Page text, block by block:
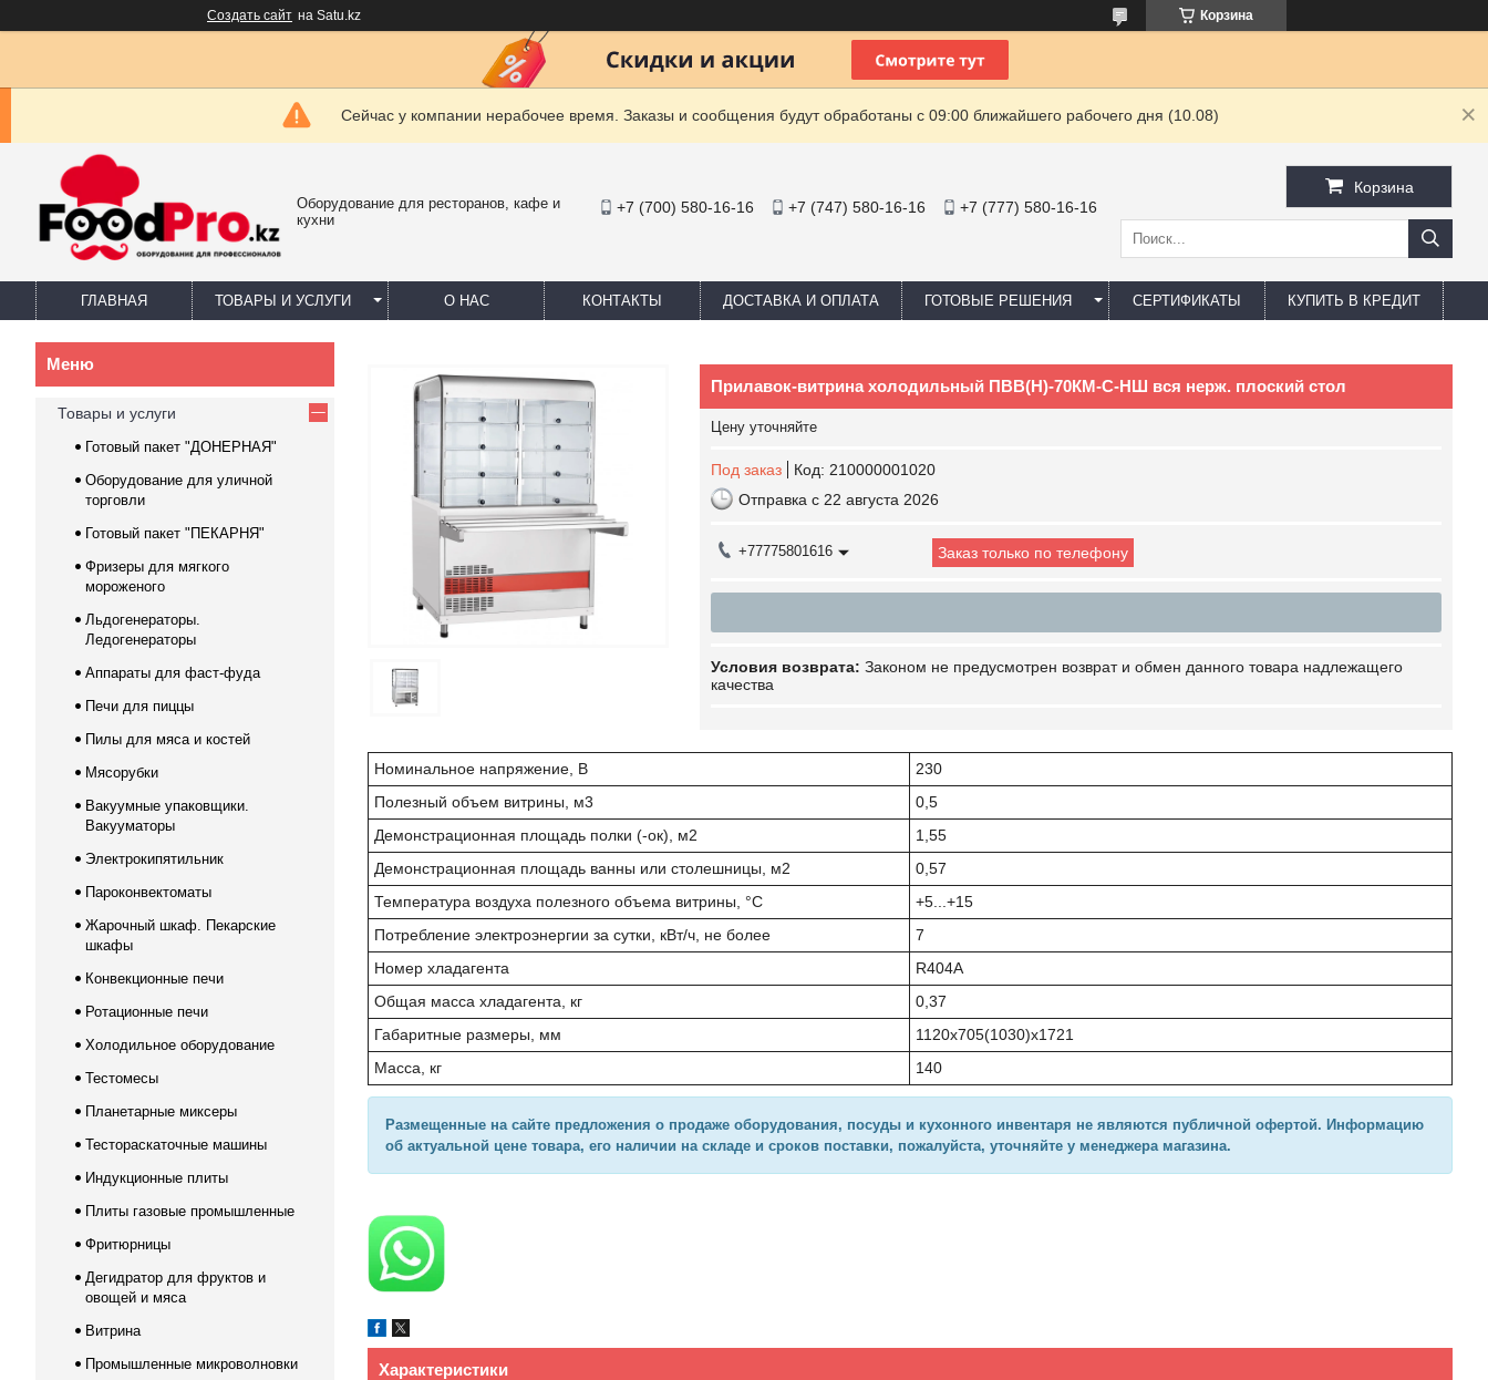
Создать сайт на Satu.kz Корзина
Сейчас у компании нерабочее время. Заказы и сообщения будут обработаны с 09:00 ближайшего рабочего дня (10.08)
Оборудование для ресторанов, кафе и
кухни
+7 (700) 580-16-16 +7 (747) 580-16-16 +7 (777) 580-16-16
Корзина
ГЛАВНАЯ ТОВАРЫ И УСЛУГИ О НАС КОНТАКТЫ ДОСТАВКА И ОПЛАТА ГОТОВЫЕ РЕШЕНИЯ СЕРТИФИКАТЫ КУПИТЬ В КРЕДИТ
Прилавок-витрина холодильный ПВВ(Н)-70КМ-С-НШ вся нерж. плоский стол
Цену уточняйте
Под заказ Код: 210000001020
Отправка с 22 августа 2026
+77775801616 Заказ только по телефону
Законом не предусмотрен возврат и обмен данного товара надлежащего
качества
Номинальное напряжение, В
230
Полезный объем витрины, м3
0,5
Демонстрационная площадь полки (-ок), м2
1,55
Демонстрационная площадь ванны или столешницы, м2
0,57
Температура воздуха полезного объема витрины, °С
+5...+15
Потребление электроэнергии за сутки, кВт/ч, не более
7
Номер хладагента
R404A
Общая масса хладагента, кг
0,37
Габаритные размеры, мм
1120x705(1030)x1721
Масса, кг
140
Размещенные на сайте предложения о продаже оборудования, посуды и кухонного инвентаря не являются публичной офертой. Информацию
об актуальной цене товара, его наличии на складе и сроков поставки, пожалуйста, уточняйте у менеджера магазина.
Характеристики
Товары и услуги
Готовый пакет "ДОНЕРНАЯ"
Оборудование для уличной
торговли
Готовый пакет "ПЕКАРНЯ"
Фризеры для мягкого
мороженого
Льдогенераторы.
Ледогенераторы
Аппараты для фаст-фуда
Печи для пиццы
Пилы для мяса и костей
Мясорубки
Вакуумные упаковщики.
Вакууматоры
Электрокипятильник
Пароконвектоматы
Жарочный шкаф. Пекарские
шкафы
Конвекционные печи
Ротационные печи
Холодильное оборудование
Тестомесы
Планетарные миксеры
Тестораскаточные машины
Индукционные плиты
Плиты газовые промышленные
Фритюрницы
Дегидратор для фруктов и
овощей и мяса
Витрина
Промышленные микроволновки